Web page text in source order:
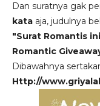
Dan suratnya gak
kata aja, judulnya
"Surat Romantis
Romantic
Dibawahnya
Http://